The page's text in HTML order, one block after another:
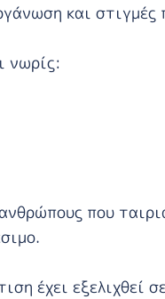
και στιγμές
νωρίς:
που
έχει εξελιχθεί